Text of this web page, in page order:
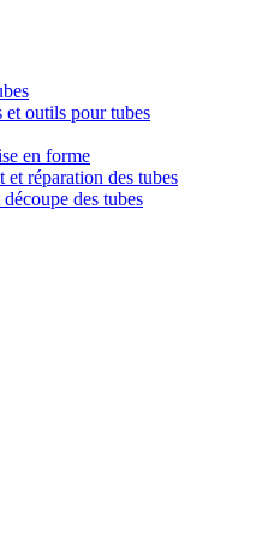
outils pour tubes
en forme
et réparation des tubes
des tubes